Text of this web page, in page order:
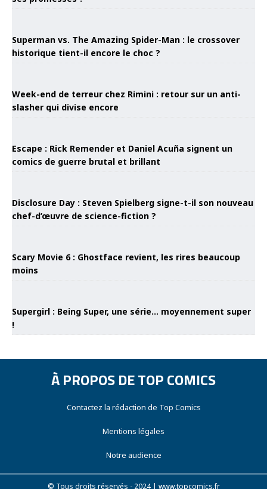
Superman vs. The Amazing Spider-Man : le crossover
historique tient-il encore le choc ?
Week-end de terreur chez Rimini : retour sur un anti-
slasher qui divise encore
Escape : Rick Remender et Daniel Acuña signent un
comics de guerre brutal et brillant
Disclosure Day : Steven Spielberg signe-t-il son nouveau
chef-d’œuvre de science-fiction ?
Scary Movie 6 : Ghostface revient, les rires beaucoup
moins
Supergirl : Being Super, une série… moyennement super
!
À PROPOS DE TOP COMICS
Contactez la rédaction de Top Comics
Mentions légales
Notre audience
© Tous droits réservés - 2024 | www.topcomics.fr